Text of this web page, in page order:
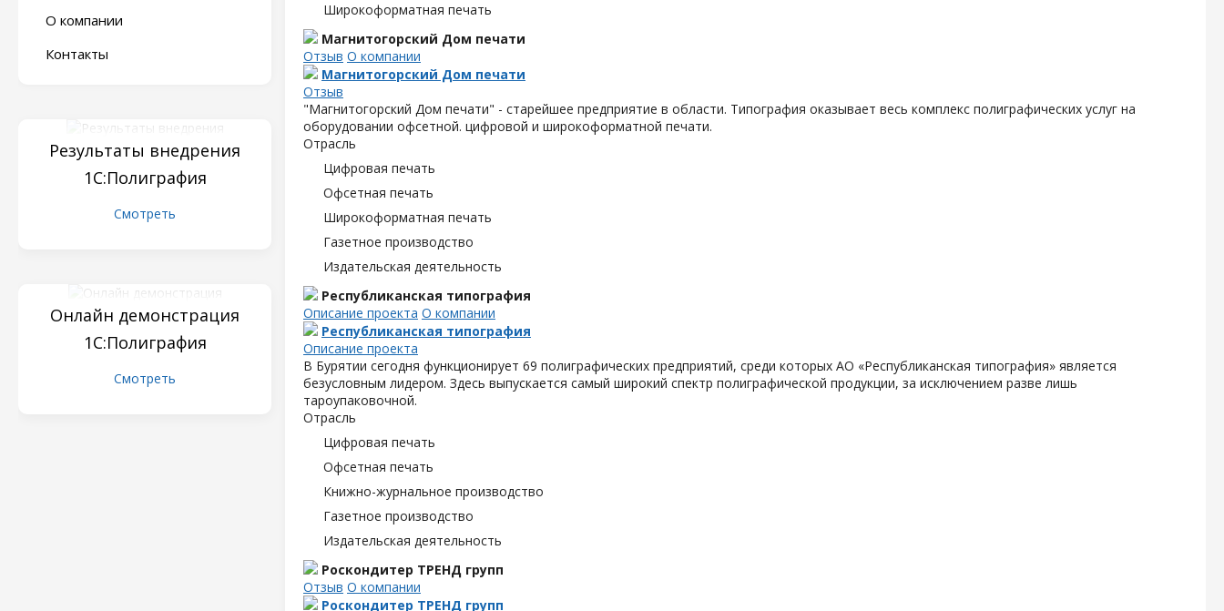
О компании
Контакты
Результаты внедрения
1С:Полиграфия
Смотреть
Онлайн демонстрация
1С:Полиграфия
Смотреть
Широкоформатная печать
Магнитогорский Дом печати
Отзыв О компании
Магнитогорский Дом печати
Отзыв
"Магнитогорский Дом печати" - старейшее предприятие в области. Типография оказывает весь комплекс полиграфических услуг на
оборудовании офсетной. цифровой и широкоформатной печати.
Отрасль
Цифровая печать
Офсетная печать
Широкоформатная печать
Газетное производство
Издательская деятельность
Республиканская типография
Описание проекта О компании
Республиканская типография
Описание проекта
В Бурятии сегодня функционирует 69 полиграфических предприятий, среди которых АО «Республиканская типография» является
безусловным лидером. Здесь выпускается самый широкий спектр полиграфической продукции, за исключением разве лишь
тароупаковочной.
Отрасль
Цифровая печать
Офсетная печать
Книжно-журнальное производство
Газетное производство
Издательская деятельность
Роскондитер ТРЕНД групп
Отзыв О компании
Роскондитер ТРЕНД групп